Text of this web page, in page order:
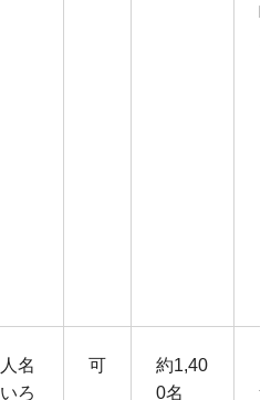
人名
いろ
可
約1,40
0名